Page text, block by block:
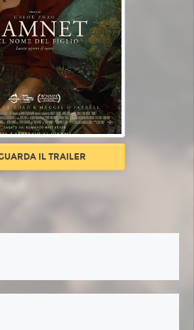
IL TRAILER